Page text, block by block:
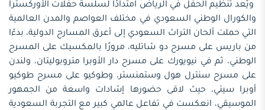
ويُعد تنظيم الحفل في الرياض امتدادًا لسلسة حفلات الأوركسترا
والكورال الوطني السعودي في مختلف العواصم والمدن العالمية
التي حملت ألحان التراث السعودي إلى أعرق المسارح الدولية، بدءًا
من باريس على مسرح دو شاتليه، مرورًا بالمكسيك على المسرح
الوطني، ثم في نيويورك على مسرح دار الأوبرا متروبوليتان، ولندن
على مسرح سنترل هول وستمنستر، وطوكيو على مسرح طوكيو
أوبرا سيتي، حيث لاقى حضورها إشادات واسعة من الجمهور
الموسيقي، انعكست في تفاعل عالمي كبير مع التجربة السعودية